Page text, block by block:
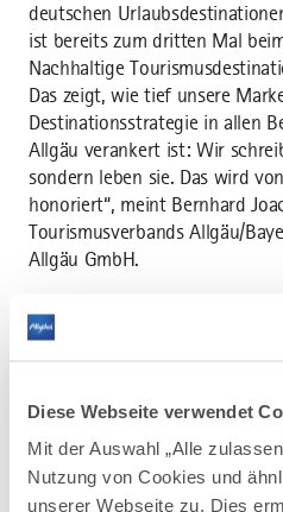
Diese Webseite verwendet
Mit der Auswahl „Alle
Nutzung von Cookies und
unserer Webseite zu. Dies
deutschen
ist bereits zum dritten Mal
Nachhaltige
Das zeigt, wie tief unsere
Destinationsstrategie in allen
Allgäu verankert ist: Wir
sondern leben sie. Das wird
honoriert“, meint Bernhard
Tourismusverbands Allgäu/
Allgäu GmbH.
Ein weiteres Indiz für die
die Nominierung gleich dreier
„Wald & Wiese“ in Oberreute,
Oberstaufen in der Kategorie
Allgäuer Logenplatzroute im
unter die Nominierten